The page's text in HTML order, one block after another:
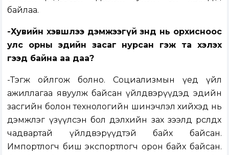
байлаа.
-Хувийн хэвшлээ дэмжээгүй зөнд нь орхисноос
улс орны эдийн засаг нурсан гэж та хэлэх
гээд байна аа даа?
-Тэгж ойлгож болно. Социализмын үед үйл
ажиллагаа явуулж байсан үйлдвэрүүдэд эдийн
засгийн болон технологийн шинэчлэл хийхэд нь
дэмжлэг үзүүлсэн бол дэлхийн зах зээлд өрсөлдөх
чадвартай үйлдвэрүүдтэй байх байсан.
Импортлогч биш экспортлогч орон байх байсан.